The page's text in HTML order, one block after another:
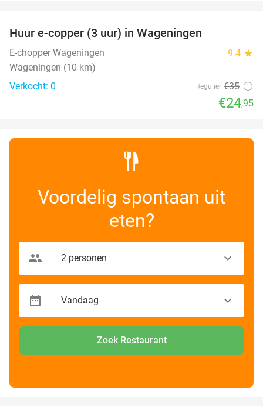
TODAY
Huur e-copper (3 uur) in Wageningen
E-chopper Wageningen 9.4 star
Wageningen (10 km)
Verkocht: 0
Regulier €35
€24,95
Voordelig spontaan uit
eten?
Zoek Restaurant